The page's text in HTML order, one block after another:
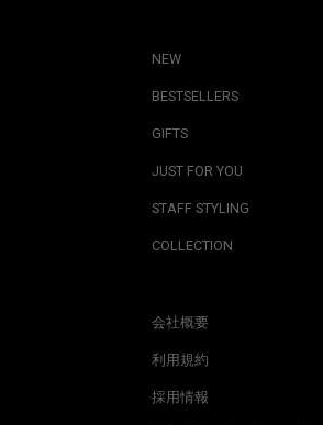
NEW
BESTSELLERS
GIFTS
JUST FOR YOU
STAFF STYLING
COLLECTION
会社概要
利用規約
採用情報